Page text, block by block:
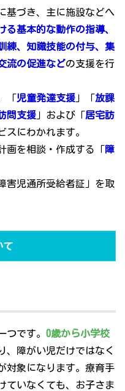
基づき、主に施設などへ
る基本的な動作の指導、
練、知識技能の付与、集
流の促進などの支援を行
「児童発達支援 」「放課
問支援 」および「居宅訪
スにわかれます。
画を相談・作成する「障
害児通所受給者証」を取
て
つです。 0歳から小学校
、障がい児だけではなく
対象になります。療育手
ていなくても、お子さま